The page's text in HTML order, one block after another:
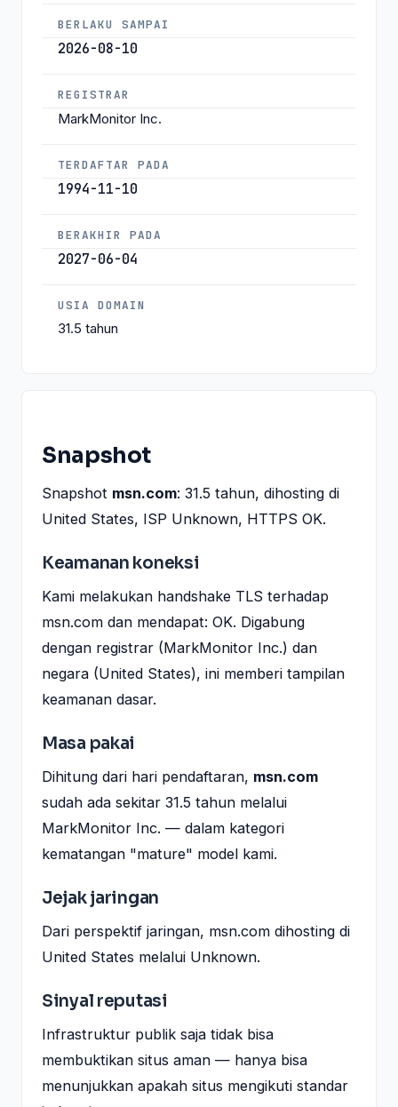
BERLAKU SAMPAI
2026-08-10
REGISTRAR
MarkMonitor Inc.
TERDAFTAR PADA
1994-11-10
BERAKHIR PADA
2027-06-04
USIA DOMAIN
31.5 tahun
Snapshot
Snapshot msn.com: 31.5 tahun, dihosting di
United States, ISP Unknown, HTTPS OK.
Keamanan koneksi
Kami melakukan handshake TLS terhadap
msn.com dan mendapat: OK. Digabung
dengan registrar (MarkMonitor Inc.) dan
negara (United States), ini memberi tampilan
keamanan dasar.
Masa pakai
Dihitung dari hari pendaftaran, msn.com
sudah ada sekitar 31.5 tahun melalui
MarkMonitor Inc. — dalam kategori
kematangan "mature" model kami.
Jejak jaringan
Dari perspektif jaringan, msn.com dihosting di
United States melalui Unknown.
Sinyal reputasi
Infrastruktur publik saja tidak bisa
membuktikan situs aman — hanya bisa
menunjukkan apakah situs mengikuti standar